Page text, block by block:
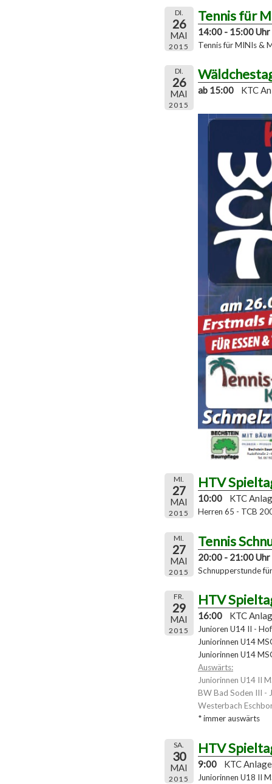
DI.
26
MAI
2015
Tennis für
14:00 - 15:00 Uhr
Tennis für MINIs &
DI.
26
MAI
2015
ab 15:00 KTC
MI.
27
MAI
2015
HTV
10:00 KTC
Herren 65 - TCB
MI.
27
MAI
2015
Tennis
20:00 - 21:00 Uhr
Schnupperstunde
FR.
29
MAI
2015
HTV
16:00 KTC
Junioren U14 II -
Juniorinnen U14
Juniorinnen U14
Auswärts:
Juniorinnen U14 II
BW Bad Soden III -
Westerbach
* immer auswärts
SA.
30
MAI
2015
HTV
9:00 KTC Anlage
Juniorinnen U18 II